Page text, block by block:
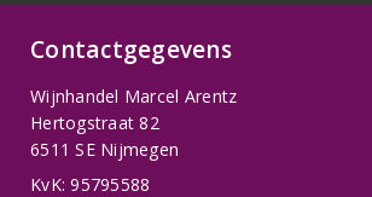
Contactgegevens
Wijnhandel Marcel Arentz
Hertogstraat 82
6511 SE Nijmegen
KvK: 95795588